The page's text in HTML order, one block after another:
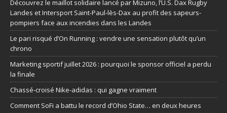
Découvrez le maillot solidaire lancé par Mizuno, l’U.S. Dax Rugby
Landes et Intersport Saint-Paul-lès-Dax au profit des sapeurs-
pompiers face aux incendies dans les Landes
Le pari risqué d’On Running : vendre une sensation plutôt qu’un
chrono
Marketing sportif juillet 2026 : pourquoi le sponsor officiel a perdu
la finale
Chassé-croisé Nike-adidas : qui gagne vraiment
Comment SoFi a battu le record d’Ohio State… en deux heures